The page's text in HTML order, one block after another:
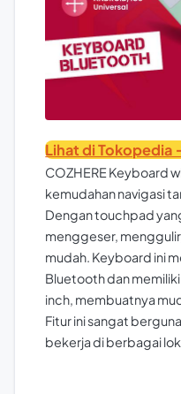
Lihat di Tokopedia
COZHERE Keyboard
kemudahan navigasi
Dengan touchpad
menggeser,
mudah. Keyboard ini
Bluetooth dan
inch, membuatnya
Fitur ini sangat
bekerja di berbagai